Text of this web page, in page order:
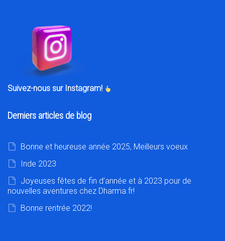
Suivez-nous sur Instagram!
Derniers articles de blog
Bonne et heureuse année 2025, Meilleurs voeux
Inde 2023
Joyeuses fêtes de fin d’année et à 2023 pour de
nouvelles aventures chez Dharma.fr!
Bonne rentrée 2022!